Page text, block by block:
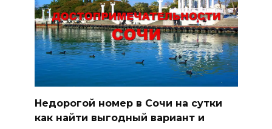
Недорогой номер в Сочи на сутки
как найти выгодный вариант и